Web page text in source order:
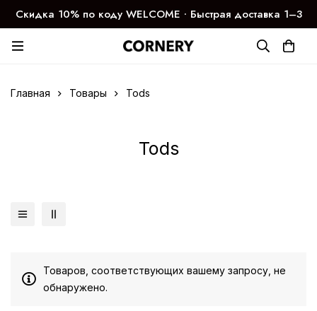
Скидка 10% по коду WELCOME ∙ Быстрая доставка 1–3
дня
Главная Товары Tods
Tods
Товаров, соответствующих вашему запросу, не
обнаружено.